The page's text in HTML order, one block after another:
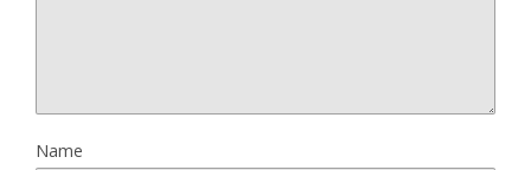
Name